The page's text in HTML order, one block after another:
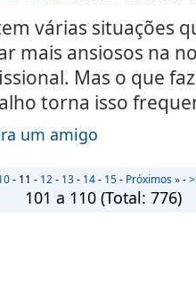
várias situações
mais ansiosos na
Mas o que
torna isso
um amigo
- 11 - 12- 13- 14- 15- Próximos »-
101 a 110 (Total: 776)